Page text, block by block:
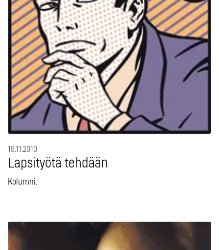
19.11.2010
Lapsityötä tehdään
Kolumni.